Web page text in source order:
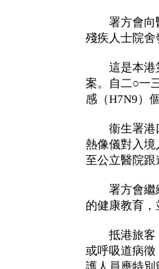
署方會向醫
殘疾人士院
這是本港第
案。自二○一
感（H7N9）個
衞生署港口
熱像儀對入
至公立醫院跟
署方會繼續
的健康教育
抵港旅客，
或呼吸道病